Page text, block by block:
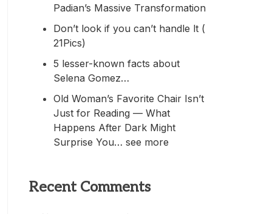
Padian’s Massive Transformation
Don’t look if you can’t handle lt (
21Pics)
5 lesser-known facts about
Selena Gomez…
Old Woman’s Favorite Chair Isn’t
Just for Reading — What
Happens After Dark Might
Surprise You… see more
Recent Comments